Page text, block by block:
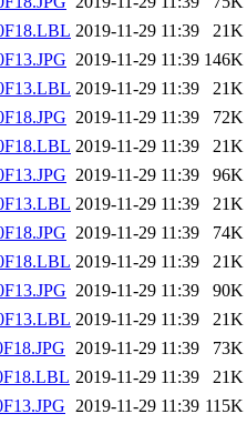
2019-11-29 11:39
21K
2019-11-29 11:39 146K
2019-11-29 11:39
21K
2019-11-29 11:39
72K
2019-11-29 11:39
21K
2019-11-29 11:39
96K
2019-11-29 11:39
21K
2019-11-29 11:39
74K
2019-11-29 11:39
21K
2019-11-29 11:39
90K
2019-11-29 11:39
21K
2019-11-29 11:39
73K
2019-11-29 11:39
21K
2019-11-29 11:39 115K